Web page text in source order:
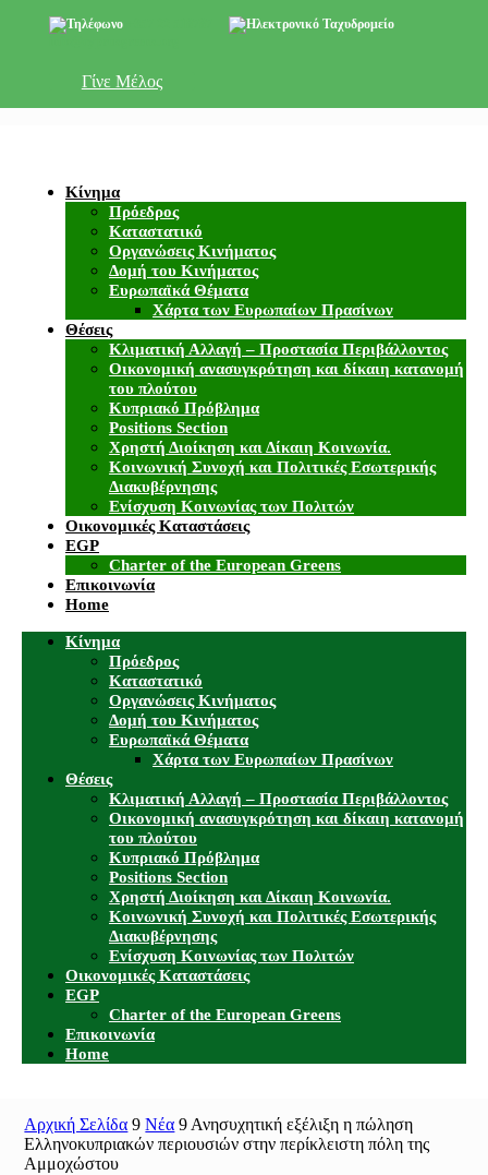
Γίνε Μέλος
Κίνημα
Πρόεδρος
Καταστατικό
Οργανώσεις Κινήματος
Δομή του Κινήματος
Ευρωπαϊκά Θέματα
Χάρτα των Ευρωπαίων Πρασίνων
Θέσεις
Κλιματική Αλλαγή – Προστασία Περιβάλλοντος
Οικονομική ανασυγκρότηση και δίκαιη κατανομή
του πλούτου
Κυπριακό Πρόβλημα
Positions Section
Χρηστή Διοίκηση και Δίκαιη Κοινωνία.
Κοινωνική Συνοχή και Πολιτικές Εσωτερικής
Διακυβέρνησης
Ενίσχυση Κοινωνίας των Πολιτών
Οικονομικές Καταστάσεις
EGP
Charter of the European Greens
Επικοινωνία
Home
Κίνημα
Πρόεδρος
Καταστατικό
Οργανώσεις Κινήματος
Δομή του Κινήματος
Ευρωπαϊκά Θέματα
Χάρτα των Ευρωπαίων Πρασίνων
Θέσεις
Κλιματική Αλλαγή – Προστασία Περιβάλλοντος
Οικονομική ανασυγκρότηση και δίκαιη κατανομή
του πλούτου
Κυπριακό Πρόβλημα
Positions Section
Χρηστή Διοίκηση και Δίκαιη Κοινωνία.
Κοινωνική Συνοχή και Πολιτικές Εσωτερικής
Διακυβέρνησης
Ενίσχυση Κοινωνίας των Πολιτών
Οικονομικές Καταστάσεις
EGP
Charter of the European Greens
Επικοινωνία
Home
Αρχική Σελίδα 9 Νέα 9 Ανησυχητική εξέλιξη η πώληση
Ελληνοκυπριακών περιουσιών στην περίκλειστη πόλη της
Αμμοχώστου